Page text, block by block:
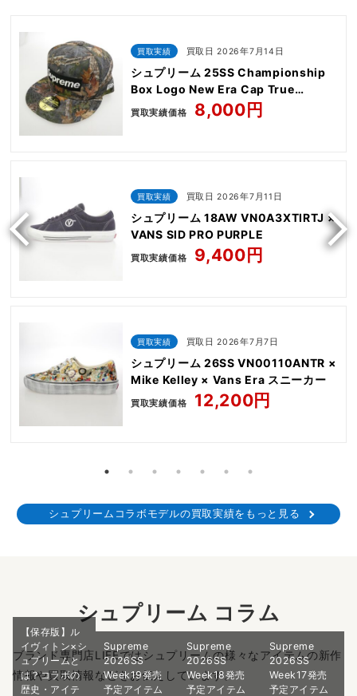
買取実績 買取日 2026年7月14日
シュプリーム 25SS Championship
Box Logo New Era Cap True
Timber Kanati camo
買取実績価格 8,000円
買取実績 買取日 2026年7月11日
シュプリーム 18AW VN0A3XTIRTJ ×
VANS SID PRO PURPLE
買取実績価格 9,400円
買取実績 買取日 2026年7月7日
シュプリーム 26SS VN00110ANTR ×
Mike Kelley × Vans Era スニーカー
買取実績価格 12,200円
シュプリームコラボモデルの買取実績をもっと見る
シュプリーム コラム
ブランド専門店LIFEではシュプリームの様々なアイテムの新作
情報や買取情報などをお伝えしています。
【保存版】ル
イヴィトン×シ
ュプリームと
は？コラボの
歴史・アイテ
Supreme
2026SS
Week19発売
予定アイテム
Supreme
2026SS
Week18発売
予定アイテム
Supreme
2026SS
Week17発売
予定アイテム